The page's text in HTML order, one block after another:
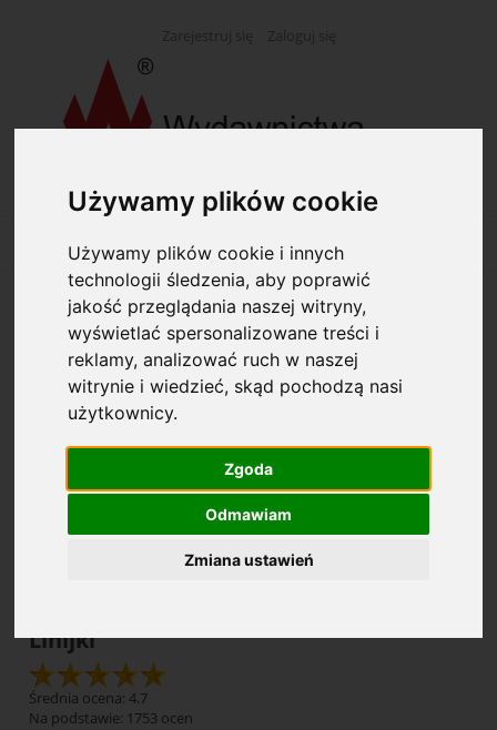
Używamy plików cookie
Używamy plików cookie i innych
technologii śledzenia, aby poprawić
jakość przeglądania naszej witryny,
wyświetlać spersonalizowane treści i
reklamy, analizować ruch w naszej
witrynie i wiedzieć, skąd pochodzą nasi
użytkownicy.
Zgoda
Odmawiam
Zmiana ustawień
Opcje przeglądania
Kategorie: Linijki
Dostępność: (wybierz)
Linijki
Średnia ocena: 4.7
Na podstawie: 1753 ocen